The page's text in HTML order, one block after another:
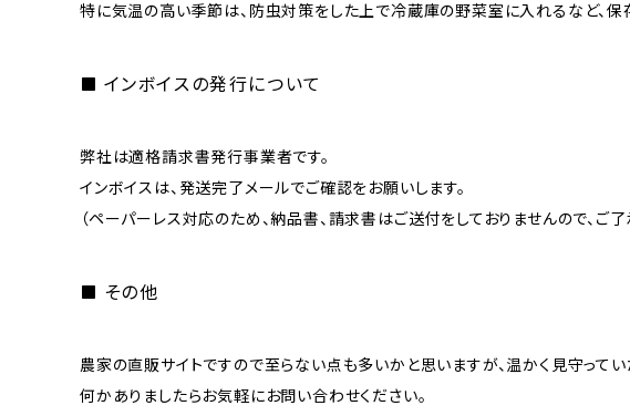
特に気温の高い季節は、防虫対策をした上で冷蔵庫の野菜室に入れるなど、保
インボイスの発行について
弊社は適格請求書発行事業者です。
インボイスは、発送完了メールでご確認をお願いします。
（ペーパーレス対応のため、納品書、請求書はご送付をしておりませんので、ご
その他
農家の直販サイトですので至らない点も多いかと思いますが、温かく見守ってい
何かありましたらお気軽にお問い合わせください。